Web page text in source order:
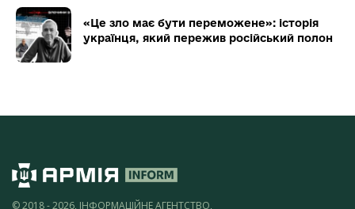
«Це зло має бути переможене»: історія
українця, який пережив російський полон
© 2018 - 2026, ІНФОРМАЦІЙНЕ АГЕНТСТВО,